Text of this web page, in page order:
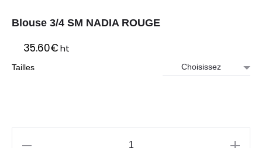
Blouse 3/4 SM NADIA ROUGE
35.60€ht
Tailles